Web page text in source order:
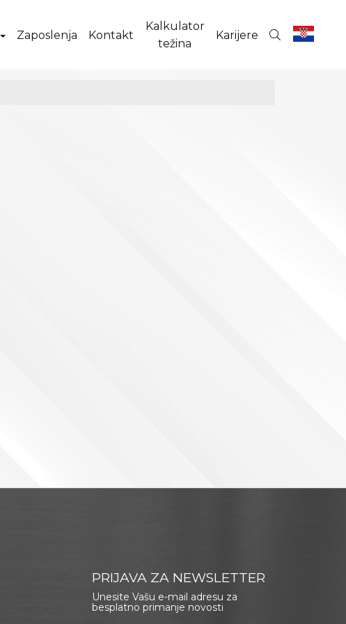
Zaposlenja Kontakt
Kalkulator
težina
Karijere
PRIJAVA ZA NEWSLETTER
Unesite Vašu e-mail adresu za
besplatno primanje novosti